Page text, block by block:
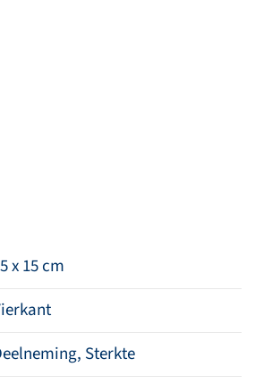
x 15 cm
Sterkte